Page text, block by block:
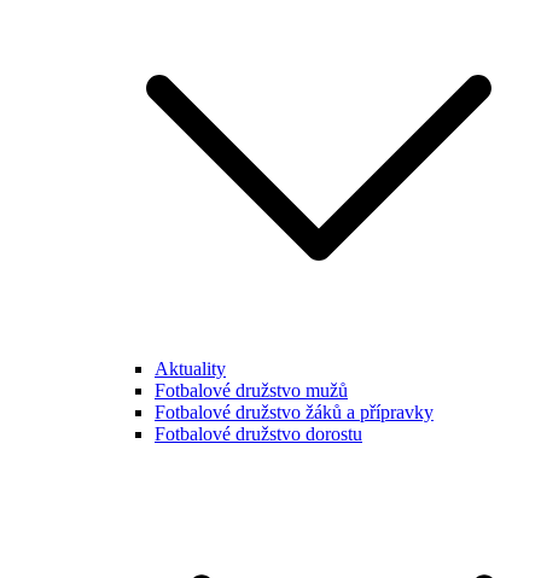
Aktuality
Fotbalové družstvo mužů
Fotbalové družstvo žáků a přípravky
Fotbalové družstvo dorostu